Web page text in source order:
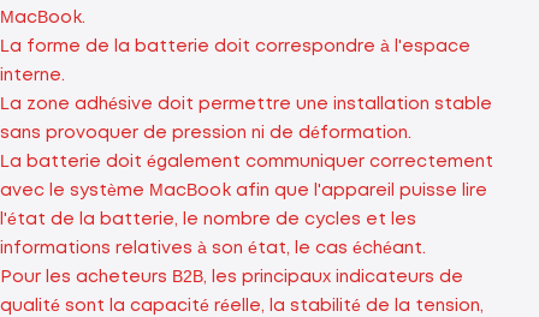
MacBook.
La forme de la batterie doit correspondre à l'espace
interne.
La zone adhésive doit permettre une installation stable
sans provoquer de pression ni de déformation.
La batterie doit également communiquer correctement
avec le système MacBook afin que l'appareil puisse lire
l'état de la batterie, le nombre de cycles et les
informations relatives à son état, le cas échéant.
Pour les acheteurs B2B, les principaux indicateurs de
qualité sont la capacité réelle, la stabilité de la tension,